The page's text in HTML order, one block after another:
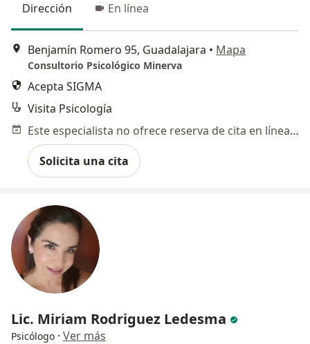
Dirección En línea
Benjamín Romero 95, Guadalajara • Mapa
Consultorio Psicológico Minerva
Acepta SIGMA
Visita Psicología
Este especialista no ofrece reserva de cita en línea en esta dirección.
Solicita una cita
Lic. Miriam Rodriguez Ledesma
Psicólogo · Ver más